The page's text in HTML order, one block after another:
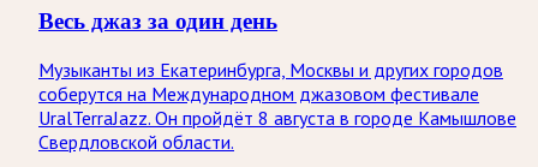
Весь джаз за один день
Музыканты из Екатеринбурга, Москвы и других городов
соберутся на Международном джазовом фестивале
UralTerraJazz. Он пройдёт 8 августа в городе Камышлове
Свердловской области.